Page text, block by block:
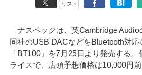
リスト
ナスペックは、英Cambridge Audio
同社のUSB DACなどをBluetooth対
「BT100」を7月25日より発売する
ライスで、店頭予想価格は10,000円前